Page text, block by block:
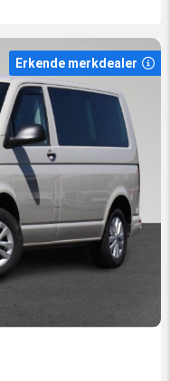
Erkende merkdealer